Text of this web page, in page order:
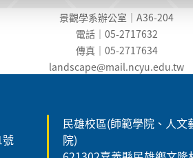
景觀學系辦公室｜A36-204
電話｜05-2717632
傳真｜05-2717634
landscape@mail.ncyu.edu.tw
民雄校區(師範學院、人文
院)